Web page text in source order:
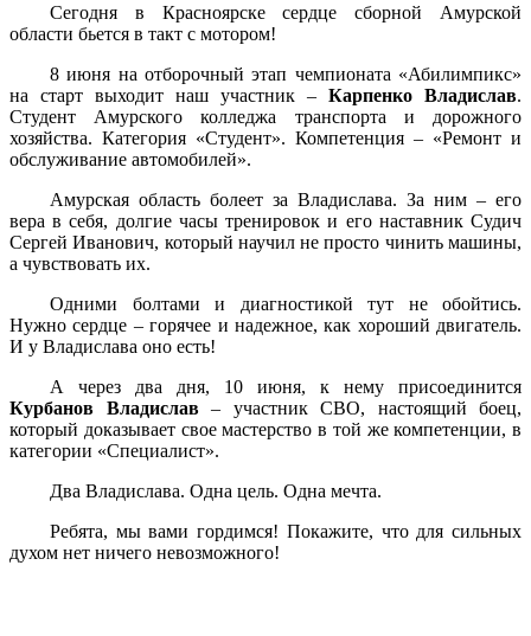
Сегодня в Красноярске сердце сборной Амурской
области бьется в такт с мотором!
8 июня на отборочный этап чемпионата «Абилимпикс»
на старт выходит наш участник – Карпенко Владислав.
Студент Амурского колледжа транспорта и дорожного
хозяйства. Категория «Студент». Компетенция – «Ремонт и
обслуживание автомобилей».
Амурская область болеет за Владислава. За ним – его
вера в себя, долгие часы тренировок и его наставник Судич
Сергей Иванович, который научил не просто чинить машины,
а чувствовать их.
Одними болтами и диагностикой тут не обойтись.
Нужно сердце – горячее и надежное, как хороший двигатель.
И у Владислава оно есть!
А через два дня, 10 июня, к нему присоединится
Курбанов Владислав– участник СВО, настоящий боец,
который доказывает свое мастерство в той же компетенции, в
категории «Специалист».
Два Владислава. Одна цель. Одна мечта.
Ребята, мы вами гордимся! Покажите, что для сильных
духом нет ничего невозможного!